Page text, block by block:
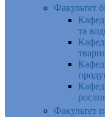
Факультет
та
Факультет